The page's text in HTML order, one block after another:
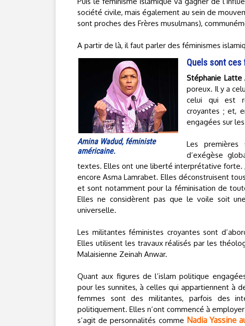
société civile, mais également au sein de
sont proches des Frères musulmans),
A partir de là, il faut parler des féminismes
Amina Wadud, féministe
américaine.
Quels sont ces
Stéphanie Latte
poreux. Il y a
celui qui est
croyantes ; et,
engagées sur
Les
d’exégèse
textes. Elles ont une liberté interprétative forte.
encore Asma Lamrabet. Elles déconstruisent
et sont notamment pour la féminisation de
Elles ne considèrent pas que le voile soit
universelle.
Les militantes féministes croyantes sont
Elles utilisent les travaux réalisés par les
Malaisienne Zeinah Anwar.
Quant aux figures de l’islam politique
pour les sunnites, à celles qui appartiennent à
femmes sont des militantes, parfois des
politiquement. Elles n’ont commencé à
s’agit de personnalités comme Nadia Yassine